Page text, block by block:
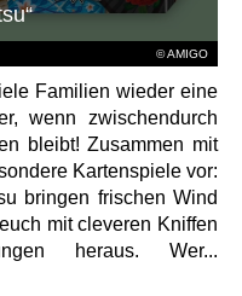
© AMIGO
Familien wieder eine
wenn zwischendurch
bleibt! Zusammen mit
Kartenspiele vor:
bringen frischen Wind
mit cleveren Kniffen
heraus. Wer...